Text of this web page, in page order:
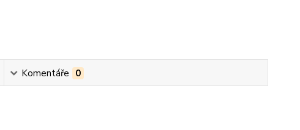
Komentáře 0